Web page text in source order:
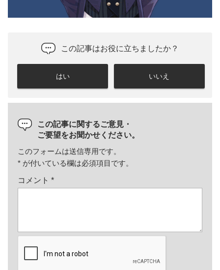
この記事はお役に立ちましたか？
はい いいえ
この記事に関するご意見・
ご要望をお聞かせください。
このフォームは送信専用です。
* が付いている欄は必須項目です。
コメント *